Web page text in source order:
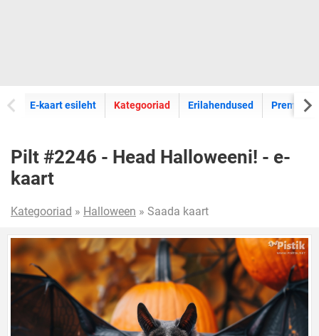
E-kaart esileht E-kaartide
Kategooriad Erilahendused Premium
Pilt #2246 - Head Halloweeni! - e-
kaart
Kategooriad » Halloween » Saada kaart